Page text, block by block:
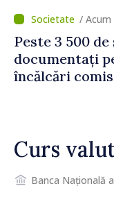
/ Acum
Peste 3 500
documentați
încălcări
Curs
Banca Națională